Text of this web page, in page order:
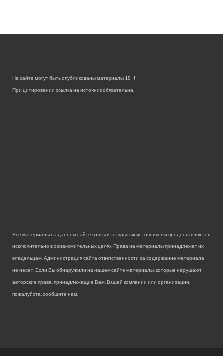
На сайте могут быть опубликованы материалы 18+!
При цитировании ссылка на источник обязательна.
Все материалы на данном сайте взяты из открытых источников и предоставляются
исключительно в ознакомительных целях. Права на материалы принадлежат их
владельцам. Администрация сайта ответственности за содержание материала
не несет. Если Вы обнаружили на нашем сайте материалы, которые нарушают
авторские права, принадлежащие Вам, Вашей компании или организации,
пожалуйста, сообщите нам.